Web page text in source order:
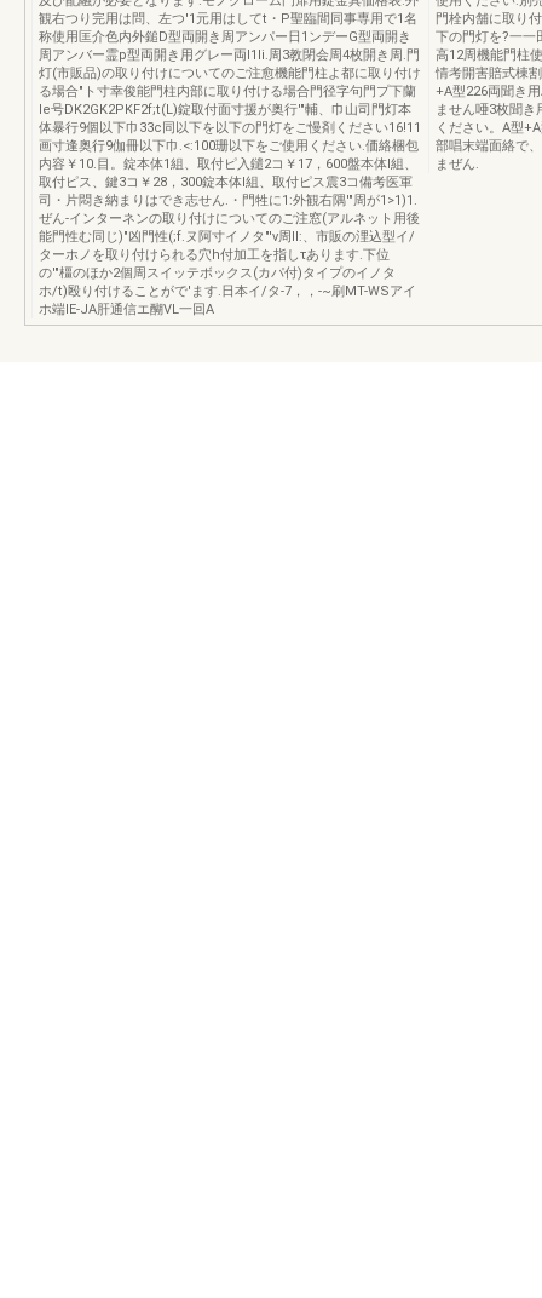
観右つり完用は問、左つ'1元用はしてt・P聖臨間同事専用で1名
称使用匡介色内外鎚D型両開き周アンパー日1ンデーG型両開き
周アンバー霊p型両開き用グレー両l1li.周3教閉会周4枚開き周.門
灯(市販品)の取り付けについてのご注愈機能門柱よ都に取り付け
る場合"ト寸幸俊能門柱内部に取り付ける場合門径字句門プ下蘭
le号DK2GK2PKF2f;t(L)錠取付面寸援が奥行'"輔、巾山司門灯本
体暴行9個以下巾33c同以下を以下の門灯をご慢剤ください16!11
画寸逢奥行9伽冊以下巾.<:100珊以下をご使用ください.価絡梱包
内容￥10.目。錠本体1組、取付ピ入鑓2コ￥17，600盤本体l組、
取付ピス、鍵3コ￥28，300錠本体l組、取付ピス震3コ備考医軍
司・片悶き納まりはでき志せん.・門牲に1:外観右隅'"周が1>1)1.
ぜん-インターネンの取り付けについてのご注窓(アルネット用後
能門性む同じ)"凶門性(;f.ヌ阿寸イノタ"'ν周ll:、市販の浬込型イ/
ターホノを取り付けられる穴h付加工を指しτあります.下位
の'"橿のほか2個周スイッテボックス(カパ付)タイプのイノタ
ホ/t)殴り付けることがで'ます.日本イ/タ-7，，-~刷MT-WSアイ
ホ端IE-JA肝通信エ醐VL一回A
門栓内舗に取り
下の門灯を?一一
高12周機能門柱
情考開害賠式棟
+A型226両聞き
ません唖3枚聞
ください。A型
部唱末端面絡で
まぜん.